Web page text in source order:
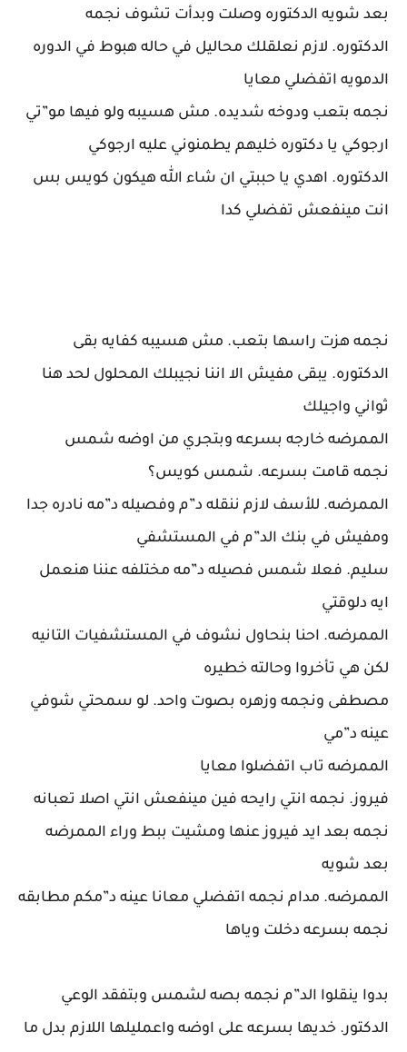
بعد شويه الدكتوره وصلت وبدأت تشوف نجمه
الدكتوره. لازم نعلقلك محاليل في حاله هبوط في الدوره
الدمويه اتفضلي معايا
نجمه بتعب ودوخه شديده. مش هسيبه ولو فيها مو”تي
ارجوكي يا دكتوره خليهم يطمنوني عليه ارجوكي
الدكتوره. اهدي يا حببتي ان شاء الله هيكون كويس بس
انت مينفعش تفضلي كدا
نجمه هزت راسها بتعب. مش هسيبه كفايه بقى
الدكتوره. يبقى مفيش الا اننا نجيبلك المحلول لحد هنا
ثواني واجيلك
الممرضه خارجه بسرعه وبتجري من اوضه شمس
نجمه قامت بسرعه. شمس كويس؟
الممرضه. للأسف لازم ننقله د”م وفصيله د”مه نادره جدا
ومفيش في بنك الد”م في المستشفي
سليم. فعلا شمس فصيله د”مه مختلفه عننا هنعمل
ايه دلوقتي
الممرضه. احنا بنحاول نشوف في المستشفيات التانيه
لكن هي تأخروا وحالته خطيره
مصطفى ونجمه وزهره بصوت واحد. لو سمحتي شوفي
عينه د”مي
الممرضه تاب اتفضلوا معايا
فيروز. نجمه انتي رايحه فين مينفعش انتي اصلا تعبانه
نجمه بعد ايد فيروز عنها ومشيت ببط وراء الممرضه
بعد شويه
الممرضه. مدام نجمه اتفضلي معانا عينه د”مكم مطابقه
نجمه بسرعه دخلت وياها
بدوا ينقلوا الد”م نجمه بصه لشمس وبتفقد الوعي
الدكتور. خديها بسرعه على اوضه واعمليلها اللازم بدل ما